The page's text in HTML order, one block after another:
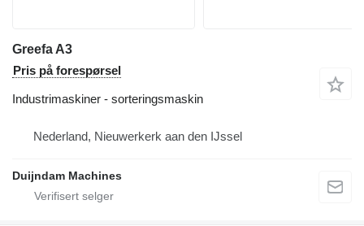
Greefa A3
Pris på forespørsel
Industrimaskiner - sorteringsmaskin
Nederland, Nieuwerkerk aan den IJssel
Duijndam Machines